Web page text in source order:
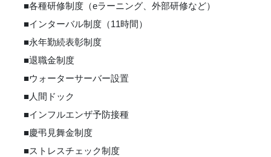
■各種研修制度（eラーニング、外部研修など）
■インターバル制度（11時間）
■永年勤続表彰制度
■退職金制度
■ウォーターサーバー設置
■人間ドック
■インフルエンザ予防接種
■慶弔見舞金制度
■ストレスチェック制度